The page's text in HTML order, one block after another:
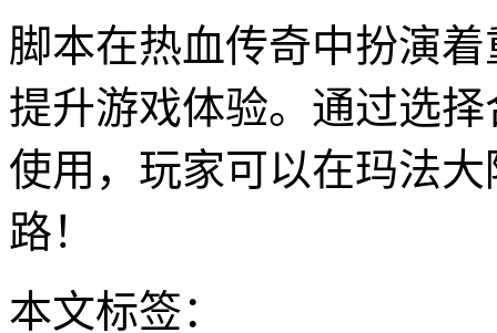
脚本在热血传奇中扮演
提升游戏体验。通过选
使用，玩家可以在玛法
路！
本文标签：